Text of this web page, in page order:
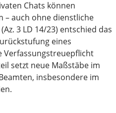
Chats können
– auch ohne dienstliche
3 LD 14/23) entschied das
eines
Verfassungstreuepflicht
setzt neue Maßstäbe im
insbesondere im